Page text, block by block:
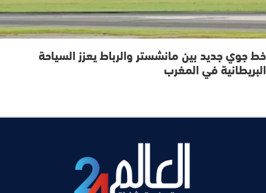
خط جوي جديد بين مانشستر والرباط يعزز السياحة
البريطانية في المغرب